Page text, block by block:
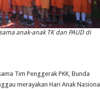
anak-anak TK dan PAUD di
Tim Penggerak PKK, Bunda
merayakan Hari Anak Nasional